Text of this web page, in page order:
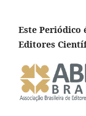
Este Periódico
Editores